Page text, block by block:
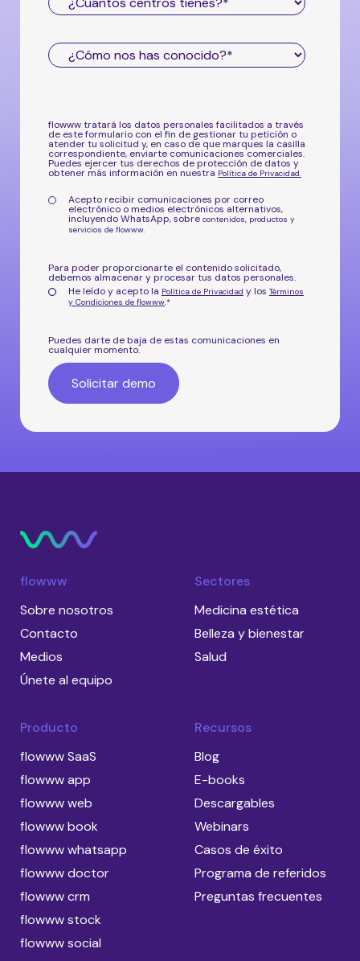
flowww tratará los datos personales facilitados a través
de este formulario con el fin de gestionar tu petición o
atender tu solicitud y, en caso de que marques la casilla
correspondiente, enviarte comunicaciones comerciales.
Puedes ejercer tus derechos de protección de datos y
obtener más información en nuestra Política de Privacidad
Acepto recibir comunicaciones por correo
electrónico o medios electrónicos alternativos,
incluyendo WhatsApp, sobre contenidos, productos y
servicios de flowww.
Para poder proporcionarte el contenido solicitado,
debemos almacenar y procesar tus datos personales.
He leído y acepto la Política de Privacidad y los Términos
y Condiciones de flowww.*
Puedes darte de baja de estas comunicaciones en
cualquier momento.
flowww
Sobre nosotros
Contacto
Medios
Únete al equipo
Sectores
Medicina estética
Belleza y bienestar
Salud
Producto
flowww SaaS
flowww app
flowww web
flowww book
flowww whatsapp
flowww doctor
flowww crm
flowww stock
flowww social
Recursos
Blog
E-books
Descargables
Webinars
Casos de éxito
Programa de referidos
Preguntas frecuentes